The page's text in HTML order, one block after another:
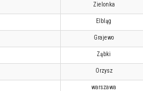
Zielonka
Elbląg
Grajewo
Ząbki
Orzysz
warszawa